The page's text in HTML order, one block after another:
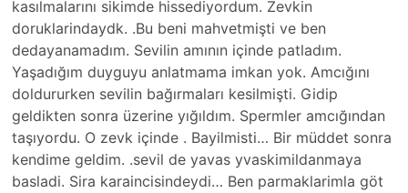
kasılmalarını sikimde hissediyordum. Zevkin
doruklarindaydk. .Bu beni mahvetmişti ve ben
dedayanamadım. Sevilin amının içinde patladım.
Yaşadığım duyguyu anlatmama imkan yok. Amcığını
doldururken sevilin bağırmaları kesilmişti. Gidip
geldikten sonra üzerine yığıldım. Spermler amcığından
taşıyordu. O zevk içinde . Bayilmisti… Bir müddet sonra
kendime geldim. .sevil de yavas yvaskimildanmaya
basladi. Sira karaincisindeydi… Ben parmaklarimla göt